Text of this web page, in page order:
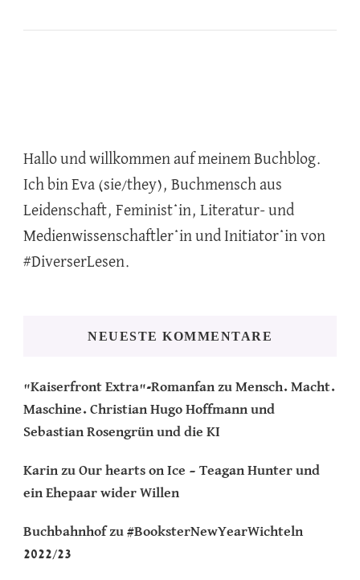
Hallo und willkommen auf meinem Buchblog.
Ich bin Eva (sie/they), Buchmensch aus
Leidenschaft, Feminist*in, Literatur- und
Medienwissenschaftler*in und Initiator*in von
#DiverserLesen.
NEUESTE KOMMENTARE
"Kaiserfront Extra"-Romanfan zu Mensch. Macht.
Maschine. Christian Hugo Hoffmann und
Sebastian Rosengrün und die KI
Karin zu Our hearts on Ice – Teagan Hunter und
ein Ehepaar wider Willen
Buchbahnhofzu #BooksterNewYearWichteln
2022/23